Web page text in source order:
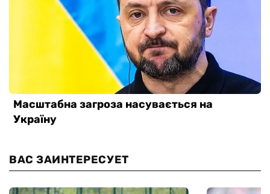
ВАС ЗАИНТЕРЕСУЕТ